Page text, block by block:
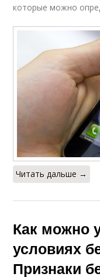
которые можно
Читать дальше →
Как можно
условиях
Признаки